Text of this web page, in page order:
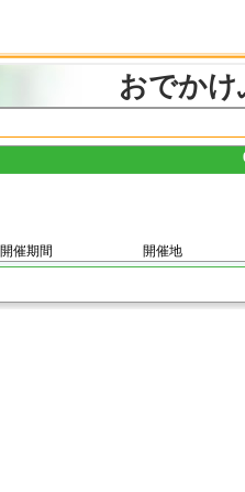
おでかけ
開催期間 開催地